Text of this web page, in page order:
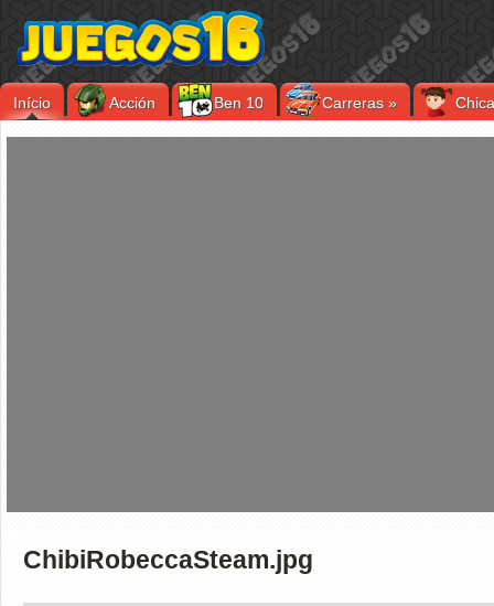
Início Acción Ben 10 Carreras»
ChibiRobeccaSteam.jpg